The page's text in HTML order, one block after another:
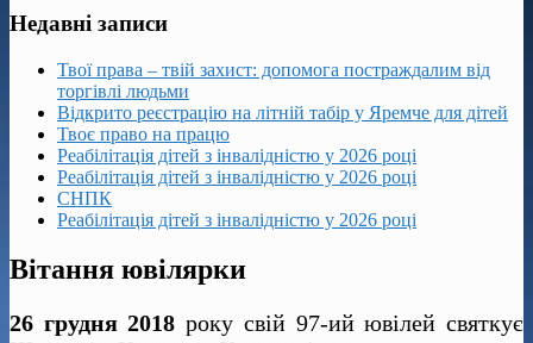
Недавні записи
Твої права – твій захист: допомога постраждалим від
торгівлі людьми
Відкрито реєстрацію на літній табір у Яремче для дітей
Твоє право на працю
Реабілітація дітей з інвалідністю у 2026 році
Реабілітація дітей з інвалідністю у 2026 році
СНПК
Реабілітація дітей з інвалідністю у 2026 році
Вітання ювілярки
26 грудня 2018 року свій 97-ий ювілей святкує